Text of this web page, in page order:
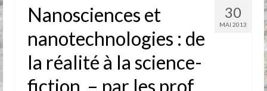
Comité
Clubs-service
Conférences
Prochaines conférences
30
MAI 2013
Nanosciences et
nanotechnologies : de
la réalité à la science-
fiction. – par les prof.